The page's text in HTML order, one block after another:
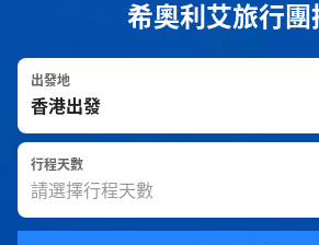
希奧利艾旅行團
出發地
行程天數